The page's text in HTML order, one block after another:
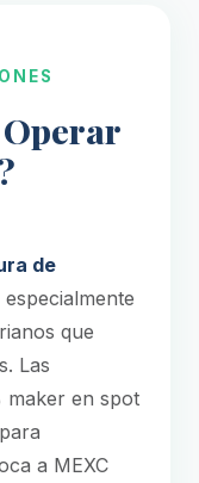
de
especialmente
que
Las
maker en spot
a MEXC